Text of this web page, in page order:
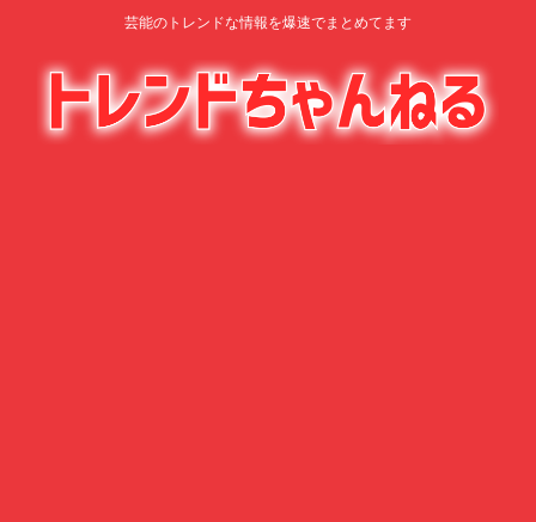
芸能のトレンドな情報を爆速でまとめてます